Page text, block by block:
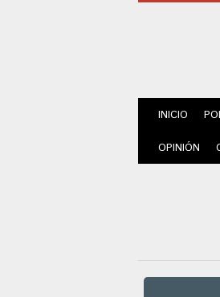
INICIO
OPINIÓN